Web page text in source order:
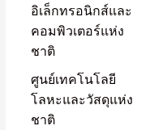
อิเล็กทรอนิกส์และ
คอมพิวเตอร์แห่ง
ชาติ
ศูนย์เทคโนโลยี
โลหะและวัสดุแห่ง
ชาติ